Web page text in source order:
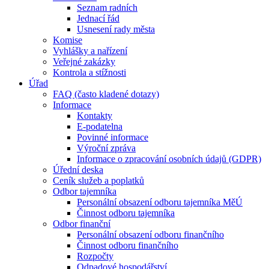
Seznam radních
Jednací řád
Usnesení rady města
Komise
Vyhlášky a nařízení
Veřejné zakázky
Kontrola a stížnosti
Úřad
FAQ (často kladené dotazy)
Informace
Kontakty
E-podatelna
Povinné informace
Výroční zpráva
Informace o zpracování osobních údajů (GDPR)
Úřední deska
Ceník služeb a poplatků
Odbor tajemníka
Personální obsazení odboru tajemníka MěÚ
Činnost odboru tajemníka
Odbor finanční
Personální obsazení odboru finančního
Činnost odboru finančního
Rozpočty
Odpadové hospodářství